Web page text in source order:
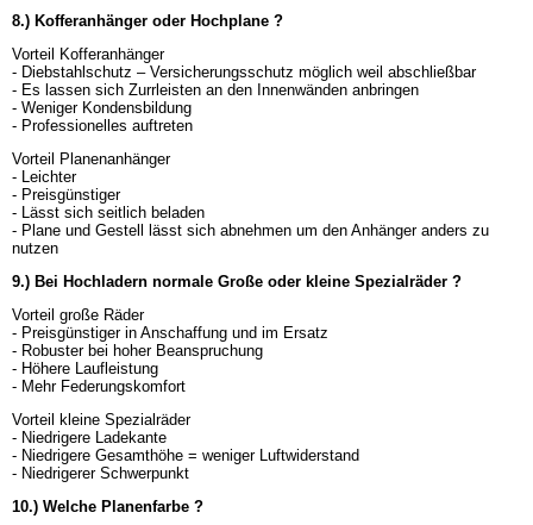
8.) Kofferanhänger oder Hochplane ?
Vorteil Kofferanhänger
- Diebstahlschutz – Versicherungsschutz möglich weil abschließbar
- Es lassen sich Zurrleisten an den Innenwänden anbringen
- Weniger Kondensbildung
- Professionelles auftreten
Vorteil Planenanhänger
- Leichter
- Preisgünstiger
- Lässt sich seitlich beladen
- Plane und Gestell lässt sich abnehmen um den Anhänger anders zu
nutzen
9.) Bei Hochladern normale Große oder kleine Spezialräder ?
Vorteil große Räder
- Preisgünstiger in Anschaffung und im Ersatz
- Robuster bei hoher Beanspruchung
- Höhere Laufleistung
- Mehr Federungskomfort
Vorteil kleine Spezialräder
- Niedrigere Ladekante
- Niedrigere Gesamthöhe = weniger Luftwiderstand
- Niedrigerer Schwerpunkt
10.) Welche Planenfarbe ?